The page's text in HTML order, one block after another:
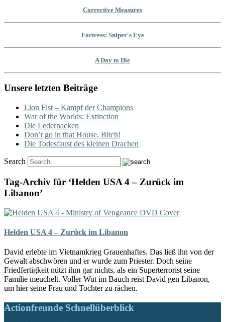
Corrective Measures
Fortress: Sniper's Eye
A Day to Die
Unsere letzten Beiträge
Lion Fist – Kampf der Champions
War of the Worlds: Extinction
Die Ledernacken
Don’t go in that House, Bitch!
Die Todesfaust des kleinen Drachen
Search
Tag-Archiv für ‘Helden USA 4 – Zurück im
Libanon’
Helden USA 4 – Zurück im Libanon
David erlebte im Vietnamkrieg Grauenhaftes. Das ließ ihn von der
Gewalt abschwören und er wurde zum Priester. Doch seine
Friedfertigkeit nützt ihm gar nichts, als ein Superterrorist seine
Familie meuchelt. Voller Wut im Bauch reist David gen Libanon,
um hier seine Frau und Tochter zu rächen.
Actionfreunde Schnellüberblick